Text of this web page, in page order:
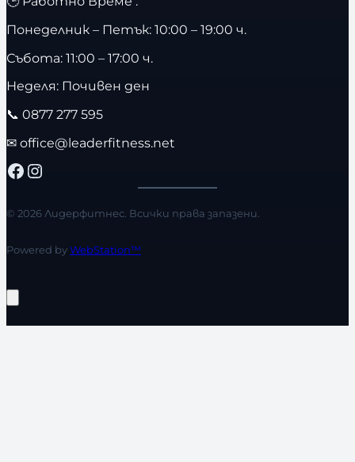
Понеделник – Петък: 10:00 – 19:00 ч.
Събота: 11:00 – 17:00 ч.
Неделя: Почивен ден
📞 0877 277 595
✉ office@leaderfitness.net
Facebook Instagram
© 2026 Лидерфитнес. Всички права запазени.
Powered byWebStation™